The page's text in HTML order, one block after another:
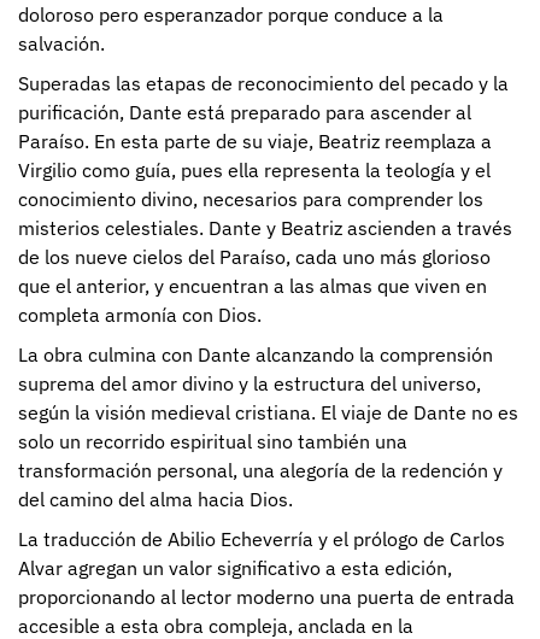
doloroso pero esperanzador porque conduce a la
salvación.
Superadas las etapas de reconocimiento del pecado y la
purificación, Dante está preparado para ascender al
Paraíso. En esta parte de su viaje, Beatriz reemplaza a
Virgilio como guía, pues ella representa la teología y el
conocimiento divino, necesarios para comprender los
misterios celestiales. Dante y Beatriz ascienden a través
de los nueve cielos del Paraíso, cada uno más glorioso
que el anterior, y encuentran a las almas que viven en
completa armonía con Dios.
La obra culmina con Dante alcanzando la comprensión
suprema del amor divino y la estructura del universo,
según la visión medieval cristiana. El viaje de Dante no es
solo un recorrido espiritual sino también una
transformación personal, una alegoría de la redención y
del camino del alma hacia Dios.
La traducción de Abilio Echeverría y el prólogo de Carlos
Alvar agregan un valor significativo a esta edición,
proporcionando al lector moderno una puerta de entrada
accesible a esta obra compleja, anclada en la